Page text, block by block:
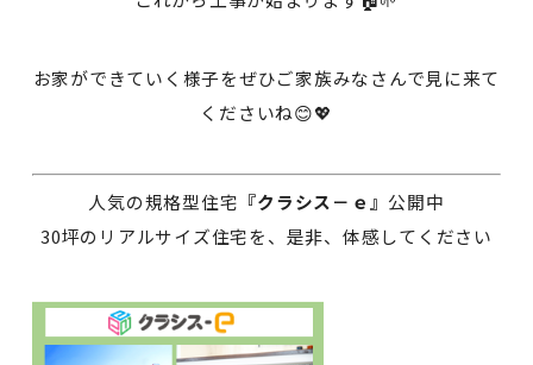
お家ができていく様子をぜひご家族みなさんで見に来て
くださいね😊💖
人気の規格型住宅 『クラシス－ｅ』 公開中
30坪のリアルサイズ住宅を、是非、体感してください